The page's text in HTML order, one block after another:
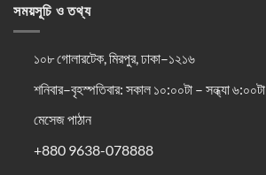
সময়সূচি ও তথ্য
১০৮ গোলারটেক, মিরপুর, ঢাকা–১২১৬
শনিবার–বৃহস্পতিবার: সকাল ১০:০০টা – সন্ধ্যা ৬:০০টা
মেসেজ পাঠান
+880 9638-078888